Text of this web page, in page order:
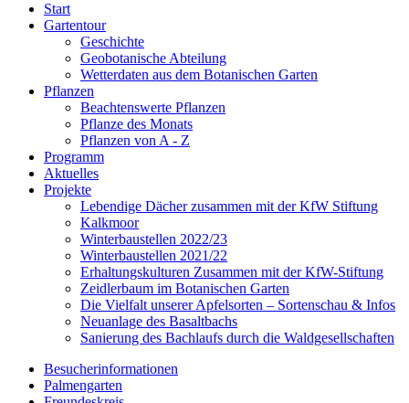
Start
Gartentour
Geschichte
Geobotanische Abteilung
Wetterdaten aus dem Botanischen Garten
Pflanzen
Beachtenswerte Pflanzen
Pflanze des Monats
Pflanzen von A - Z
Programm
Aktuelles
Projekte
Lebendige Dächer zusammen mit der KfW Stiftung
Kalkmoor
Winterbaustellen 2022/23
Winterbaustellen 2021/22
Erhaltungskulturen Zusammen mit der KfW-Stiftung
Zeidlerbaum im Botanischen Garten
Die Vielfalt unserer Apfelsorten – Sortenschau & Infos
Neuanlage des Basaltbachs
Sanierung des Bachlaufs durch die Waldgesellschaften
Besucherinformationen
Palmengarten